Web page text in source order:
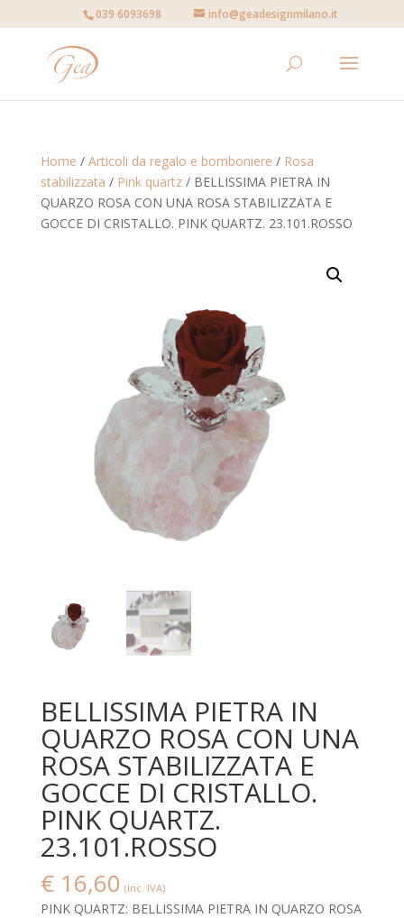
039 6093698 info@geadesignmilano.it
Home / Articoli da regalo e bomboniere / Rosa
stabilizzata / Pink quartz/ BELLISSIMA PIETRA IN
QUARZO ROSA CON UNA ROSA STABILIZZATA E
GOCCE DI CRISTALLO. PINK QUARTZ. 23.101.ROSSO
BELLISSIMA PIETRA IN
QUARZO ROSA CON UNA
ROSA STABILIZZATA E
GOCCE DI CRISTALLO.
PINK QUARTZ.
23.101.ROSSO
€16,60 (Inc. IVA)
PINK QUARTZ: BELLISSIMA PIETRA IN QUARZO ROSA